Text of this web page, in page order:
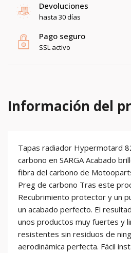
Devoluciones
hasta 30 días
Pago seguro
SSL activo
Información del
Tapas radiador Hypermotard
carbono en SARGA Acabado
fibra del carbono de
Preg de carbono Tras este
Recubrimiento protector y un
un acabado perfecto. El
unos productos muy fuertes y
resistentes sin residuos de
aerodinámica perfecta. Fácil